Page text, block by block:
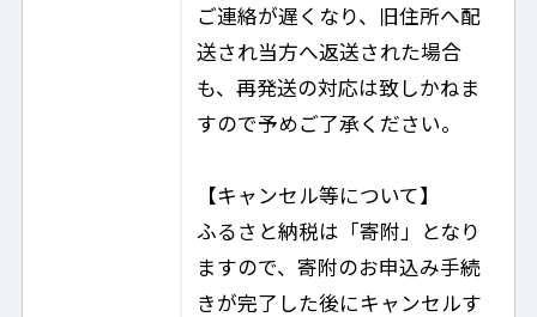
ご連絡が遅くなり、旧住所へ配
送され当方へ返送された場合
も、再発送の対応は致しかねま
すので予めご了承ください。
【キャンセル等について】
ふるさと納税は「寄附」となり
ますので、寄附のお申込み手続
きが完了した後にキャンセルす